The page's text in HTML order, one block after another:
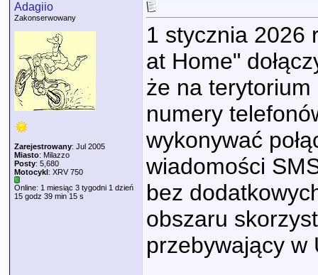
Adagiio
Zakonserwowany
Zarejestrowany: Jul 2005
Miasto: Milazzo
Posty: 5,680
Motocykl: XRV 750
Online: 1 miesiąc 3 tygodni 1 dzień
15 godz 39 min 15 s
1 stycznia 2026
at Home"
że na
numery
wykonywać
wiadomości
bez
obszaru
przebywający w